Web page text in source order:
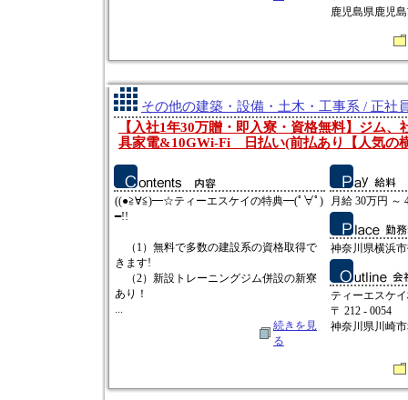
鹿児島県鹿児
その他の建築・設備・土木・工事系 / 正社
【入社1年30万贈・即入寮・資格無料】ジム、
具家電&10GWi-Fi 日払い(前払あり【人気の
((●≧∀≦)━☆ティーエスケイの特典━(ﾟ∀ﾟ)
━!!
（1）無料で多数の建設系の資格取得で
きます!
（2）新設トレーニングジム併設の新寮
あり！
...
続きを見
る
月給 30万円 ～
神奈川県横浜
ティーエスケ
〒 212 - 0054
神奈川県川崎